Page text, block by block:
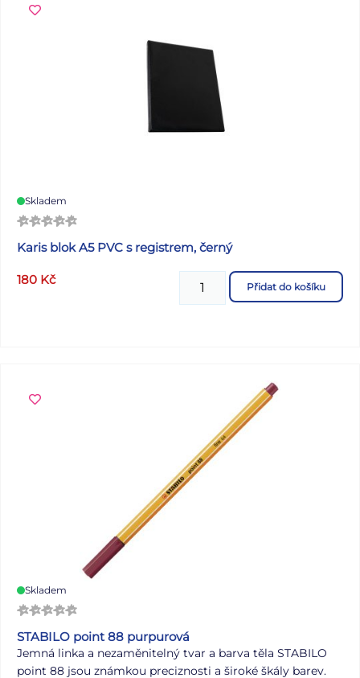
Skladem
Karis blok A5 PVC s registrem, černý
180 Kč Přidat do košíku
Skladem
STABILO point 88 purpurová
Jemná linka a nezaměnitelný tvar a barva těla STABILO
point 88 jsou známkou preciznosti a široké škály barev.